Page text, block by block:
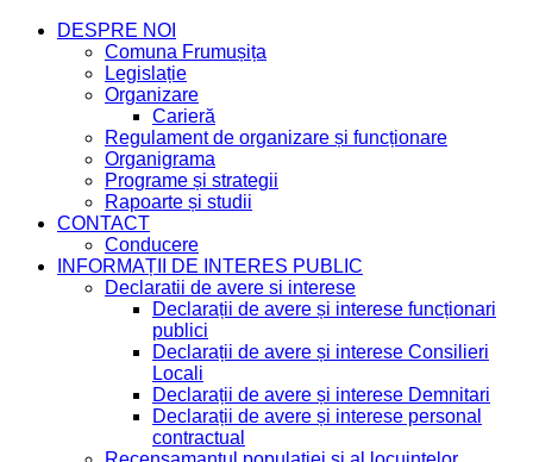
DESPRE NOI
Comuna Frumușița
Legislație
Organizare
Carieră
Regulament de organizare și funcționare
Organigrama
Programe și strategii
Rapoarte și studii
CONTACT
Conducere
INFORMAȚII DE INTERES PUBLIC
Declaratii de avere si interese
Declarații de avere și interese funcționari
publici
Declarații de avere și interese Consilieri
Locali
Declarații de avere și interese Demnitari
Declarații de avere și interese personal
contractual